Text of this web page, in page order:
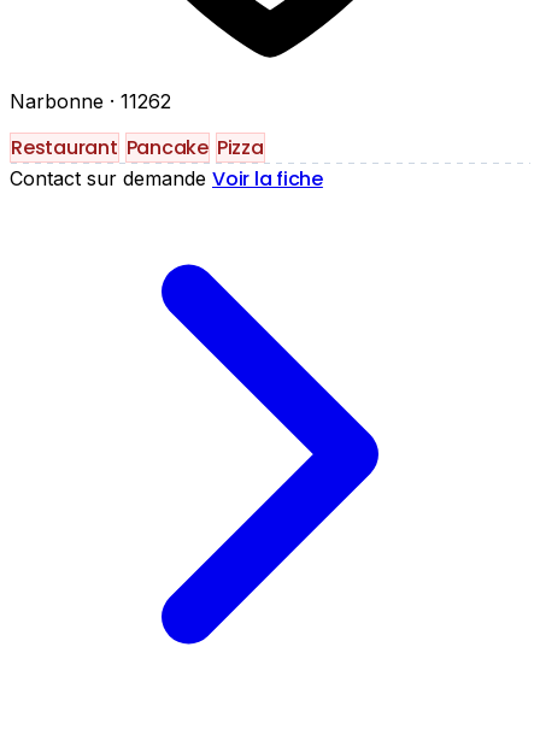
Narbonne · 11262
Restaurant Pancake Pizza
Contact sur demande Voir la fiche